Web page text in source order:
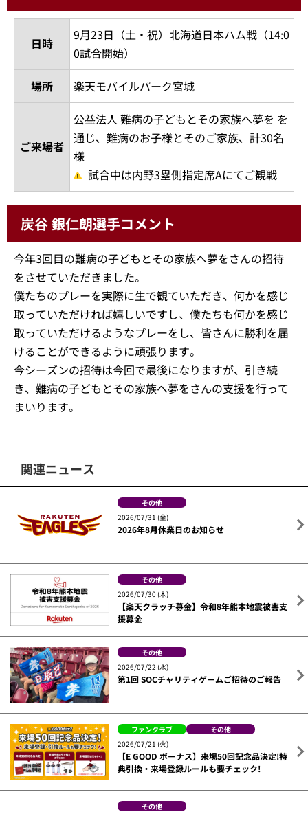
日時
9月23日（土・祝）北海道日本ハム戦（14:0
0試合開始）
場所
楽天モバイルパーク宮城
ご来場者
公益法人 難病の子どもとその家族へ夢を を
通じ、難病のお子様とそのご家族、計30名
様
試合中は内野3塁側指定席Aにてご観戦
炭谷 銀仁朗選手コメント
今年3回目の難病の子どもとその家族へ夢をさんの招待
をさせていただきました。
僕たちのプレーを実際に生で観ていただき、何かを感じ
取っていただければ嬉しいですし、僕たちも何かを感じ
取っていただけるようなプレーをし、皆さんに勝利を届
けることができるように頑張ります。
今シーズンの招待は今回で最後になりますが、引き続
き、難病の子どもとその家族へ夢をさんの支援を行って
まいります。
関連ニュース
その他
2026/07/31 (金)
2026年8月休業日のお知らせ
その他
2026/07/30 (木)
【楽天クラッチ募金】令和8年熊本地震被害支
援募金
その他
2026/07/22 (水)
第1回 SOCチャリティゲームご招待のご報告
ファンクラブ
その他
2026/07/21 (火)
【E GOOD ボーナス】来場50回記念品決定!特
典引換・来場登録ルールも要チェック!
その他